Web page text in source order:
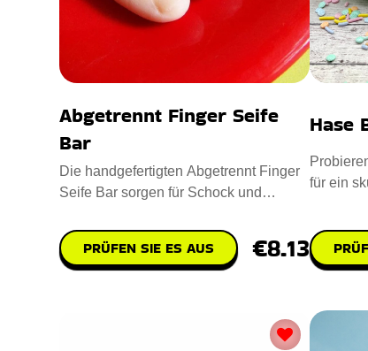
Abgetrennt Finger Seife
Bar
Die handgefertigten Abgetrennt Finger
Seife Bar sorgen für Schock und
PRÜFEN SIE ES AUS €8.13
Hase
für ein